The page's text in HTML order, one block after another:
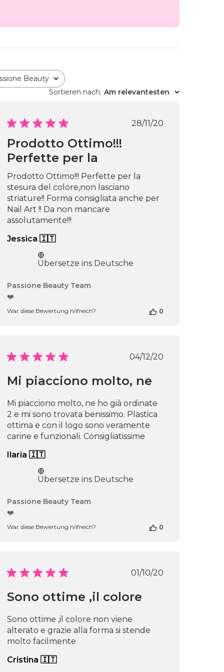
Beauty
Sortieren nach: Am relevantesten
28/11/20
Prodotto Ottimo!!!
Perfette per la
Prodotto Ottimo!!! Perfette per la
stesura del colore,non lasciano
striature!! Forma consigliata anche per
Nail Art !! Da non mancare
assolutamente!!!
Jessica 🇮🇹
Übersetze ins Deutsche
Kommentare
Inhabers
am
Apr
16
2026
Passione Beauty Team
❤️
War diese Bewertung hilfreich? 0
04/12/20
Mi piacciono molto, ne
Mi piacciono molto, ne ho già ordinate
2 e mi sono trovata benissimo. Plastica
ottima e con il logo sono veramente
carine e funzionali. Consigliatissime
Ilaria 🇮🇹
Übersetze ins Deutsche
Kommentare
Inhabers
am
Thu
16
2026
Passione Beauty Team
❤️
War diese Bewertung hilfreich? 0
01/10/20
Sono ottime ,il colore
Sono ottime ,il colore non viene
alterato e grazie alla forma si stende
molto facilmente
Cristina 🇮🇹